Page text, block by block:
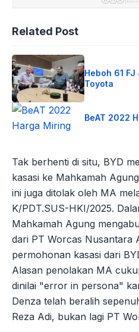
Related Post
Heboh 61
Toyota
BeAT 2022
Tak berhenti di situ, BYD
kasasi ke Mahkamah
ini juga ditolak oleh MA
K/PDT.SUS-HKI/2025.
Mahkamah Agung
dari PT Worcas Nusantara
permohonan kasasi dari
Alasan penolakan MA
dinilai "error in persona"
Denza telah beralih
Reza Adi, bukan lagi PT